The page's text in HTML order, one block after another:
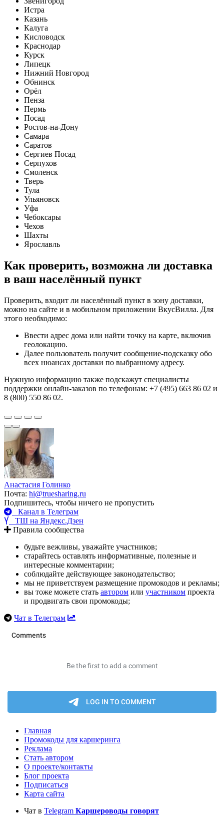
Истра
Казань
Калуга
Кисловодск
Краснодар
Курск
Липецк
Нижний Новгород
Обнинск
Орёл
Пенза
Пермь
Посад
Ростов-на-Дону
Самара
Саратов
Сергиев Посад
Серпухов
Смоленск
Тверь
Тула
Ульяновск
Уфа
Чебоксары
Чехов
Шахты
Ярославль
Как проверить, возможна ли доставка
в ваш населённый пункт
Проверить, входит ли населённый пункт в зону доставки,
можно на сайте и в мобильном приложении ВкусВилла. Для
этого необходимо:
Ввести адрес дома или найти точку на карте, включив
геолокацию.
Далее пользователь получит сообщение-подсказку обо
всех нюансах доставки по выбранному адресу.
Нужную информацию также подскажут специалисты
поддержки онлайн-заказов по телефонам: +7 (495) 663 86 02 и
8 (800) 550 86 02.
Анастасия Голинко
Почта: hi@truesharing.ru
Подпишитесь, чтобы ничего не пропустить
Канал в Телеграм
ТШ на Яндекс.Дзен
Правила сообщества
будьте вежливы, уважайте участников;
старайтесь оставлять информативные, полезные и
интересные комментарии;
соблюдайте действующее законодательство;
мы не приветствуем размещение промокодов и рекламы;
вы тоже можете стать автором или участником проекта
и продвигать свои промокоды;
Чат в Телеграм
Главная
Промокоды для каршеринга
Реклама
Стать автором
О проекте/контакты
Блог проекта
Подписаться
Карта сайта
Чат в Telegram Каршероводы говорят